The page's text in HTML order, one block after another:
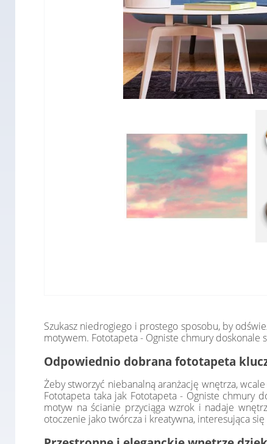
Szukasz niedrogiego i prostego sposobu, by
motywem. Fototapeta - Ogniste chmury doskonale
Odpowiednio dobrana fototapeta
Żeby stworzyć niebanalną aranżację wnętrza,
Fototapeta taka jak Fototapeta - Ogniste chmury
motyw na ścianie przyciąga wzrok i nadaje
otoczenie jako twórcza i kreatywna, interesująca